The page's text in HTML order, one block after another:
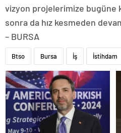
vizyon projelerimize bugüne
sonra da hız kesmeden
– BURSA
Btso Bursa İş İstihdam